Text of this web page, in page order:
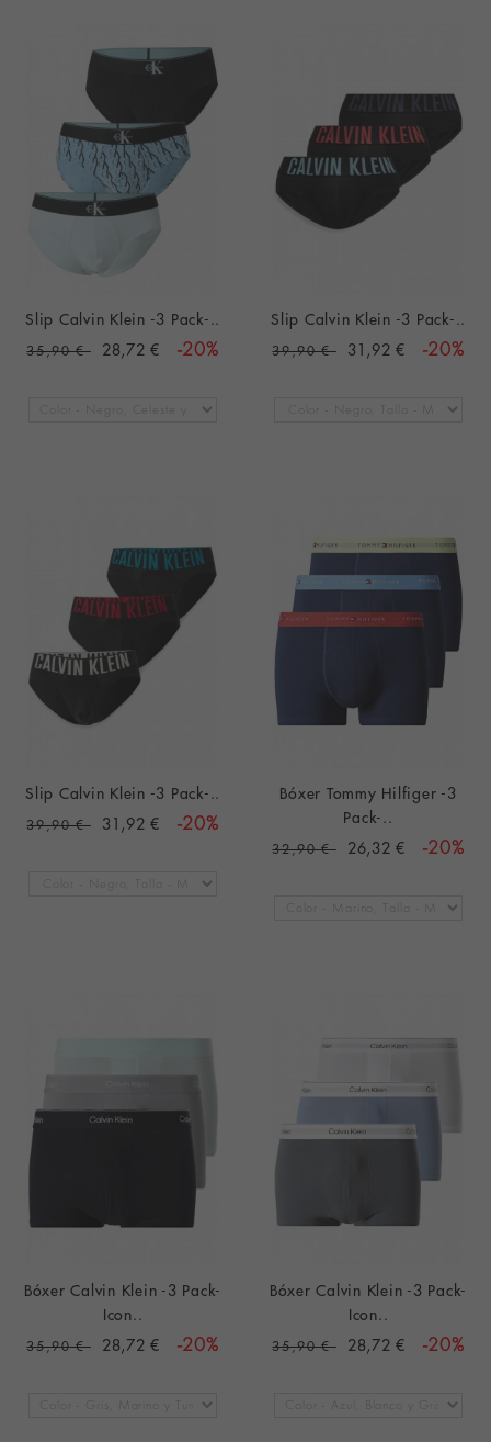
Slip Calvin Klein -3 Pack-..
35,90 € 28,72 € -20%
Slip Calvin Klein -3 Pack-..
39,90 € 31,92 € -20%
Slip Calvin Klein -3 Pack-..
39,90 € 31,92 € -20%
Bóxer Tommy Hilfiger -3
Pack-..
32,90 € 26,32 € -20%
Bóxer Calvin Klein -3 Pack-
Icon..
35,90 € 28,72 € -20%
Bóxer Calvin Klein -3 Pack-
Icon..
35,90 € 28,72 € -20%